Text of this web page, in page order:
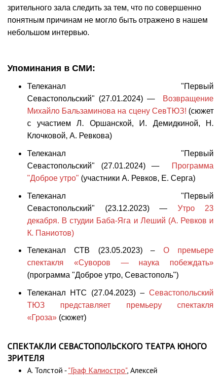
зрительного зала следить за тем, что по совершенно
понятным причинам не могло быть отражено в нашем
небольшом интервью.
Упоминания в СМИ:
Телеканал "Первый
Севастопольский" (27.01.2024) —
Возвращение
Михайло Бальзаминова на сцену СевТЮЗ! (сюжет
с участием Л. Оршанской, И. Демидкиной, Н.
Клочковой, А. Ревкова)
Телеканал "Первый
Севастопольский" (27.01.2024) —
Программа
"Доброе утро" (участники А. Ревков, Е. Серга)
Телеканал "Первый
Севастопольский" (23.12.2023) — Утро 23
декабря. В студии Баба-Яга и Леший (А. Ревков и
К. Паниотов)
Телеканал СТВ (23.05.2023) –О премьере
спектакля «Суворов — наука побеждать»
(программа "Доброе утро, Севастополь")
Телеканал НТС (27.04.2023) – Севастопольский
ТЮЗ представляет премьеру спектакля
«Гроза» (сюжет)
СПЕКТАКЛИ СЕВАСТОПОЛЬСКОГО ТЕАТРА ЮНОГО
ЗРИТЕЛЯ
А. Толстой - "Граф Калиостро", Алексей